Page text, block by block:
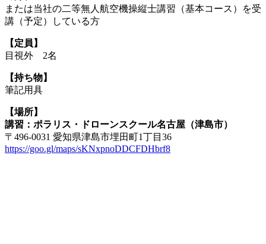
または当社の二等無人航空機操縦士講習（基本コース）を受
講（予定）している方
【定員】
目視外 2名
【持ち物】
筆記用具
【場所】
講習：ポラリス・ドローンスクール名古屋（津島市）
〒496-0031 愛知県津島市埋田町1丁目36
https://goo.gl/maps/sKNxpnoDDCFDHbrf8